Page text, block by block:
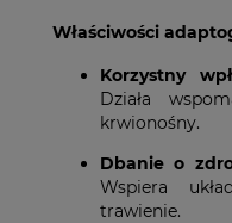
Właściwości
Korzystny
Działa
krwionośny.
Dbanie o
Wspiera
trawienie.